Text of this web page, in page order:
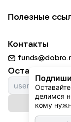
делимся
кому
Использование
Для НКО
Партнерам
Пожилым
Животным
Природе
Культуре
Фондам
Полезные
Добрый день
Истории
Автоплатежи
Контакты
Оставайтесь с